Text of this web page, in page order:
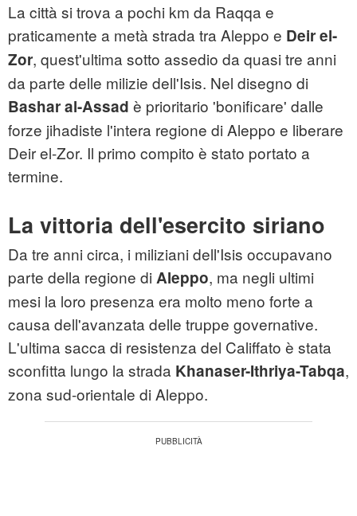
La città si trova a pochi km da Raqqa e
praticamente a metà strada tra Aleppo e Deir el-
Zor, quest'ultima sotto assedio da quasi tre anni
da parte delle milizie dell'Isis. Nel disegno di
Bashar al-Assad è prioritario 'bonificare' dalle
forze jihadiste l'intera regione di Aleppo e liberare
Deir el-Zor. Il primo compito è stato portato a
termine.
La vittoria dell'esercito siriano
Da tre anni circa, i miliziani dell'Isis occupavano
parte della regione di Aleppo, ma negli ultimi
mesi la loro presenza era molto meno forte a
causa dell'avanzata delle truppe governative.
L'ultima sacca di resistenza del Califfato è stata
sconfitta lungo la strada Khanaser-Ithriya-Tabqa,
zona sud-orientale di Aleppo.